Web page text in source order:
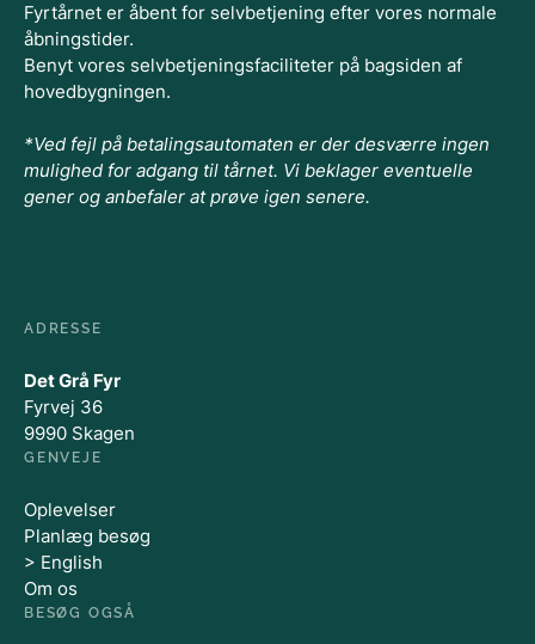
Fyrtårnet er åbent for selvbetjening efter vores normale
åbningstider.
Benyt vores selvbetjeningsfaciliteter på bagsiden af
hovedbygningen.
*Ved fejl på betalingsautomaten er der desværre ingen
mulighed for adgang til tårnet. Vi beklager eventuelle
gener og anbefaler at prøve igen senere.
ADRESSE
Det Grå Fyr
Fyrvej 36
9990 Skagen
GENVEJE
Oplevelser
Planlæg besøg
> English
Om os
BESØG OGSÅ